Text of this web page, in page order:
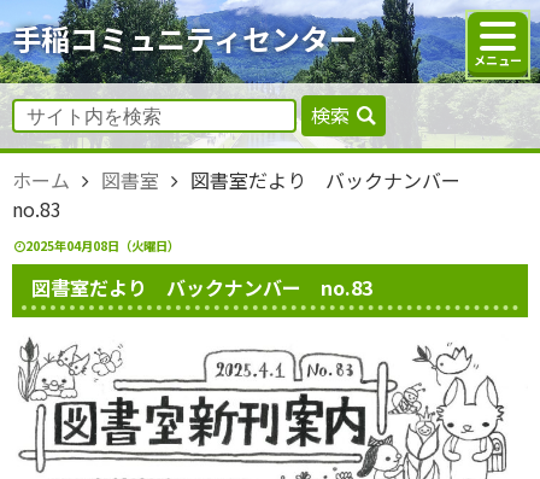
手稲コミュニティセンター
検索
ホーム 図書室
図書室だより バックナンバー
no.83
2025年04月08日（火曜日）
図書室だより バックナンバー no.83